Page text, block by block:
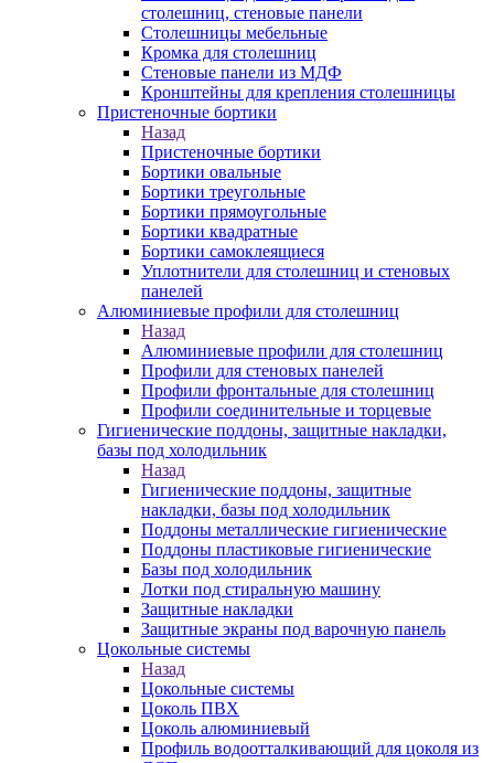
столешниц, стеновые панели
Столешницы мебельные
Кромка для столешниц
Стеновые панели из МДФ
Кронштейны для крепления столешницы
Пристеночные бортики
Назад
Пристеночные бортики
Бортики овальные
Бортики треугольные
Бортики прямоугольные
Бортики квадратные
Бортики самоклеящиеся
Уплотнители для столешниц и стеновых
панелей
Алюминиевые профили для столешниц
Назад
Алюминиевые профили для столешниц
Профили для стеновых панелей
Профили фронтальные для столешниц
Профили соединительные и торцевые
Гигиенические поддоны, защитные накладки,
базы под холодильник
Назад
Гигиенические поддоны, защитные
накладки, базы под холодильник
Поддоны металлические гигиенические
Поддоны пластиковые гигиенические
Базы под холодильник
Лотки под стиральную машину
Защитные накладки
Защитные экраны под варочную панель
Цокольные системы
Назад
Цокольные системы
Цоколь ПВХ
Цоколь алюминиевый
Профиль водоотталкивающий для цоколя из